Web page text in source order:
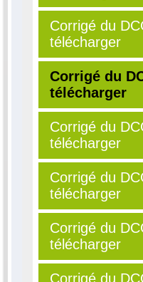
Corrigé du
télécharger
Corrigé du
télécharger
Corrigé du
télécharger
Corrigé du
télécharger
Corrigé du
télécharger
Corrigé du